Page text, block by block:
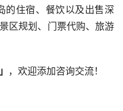
的住宿、餐饮以及出售深
区规划、门票代购、旅游
，欢迎添加咨询交流！